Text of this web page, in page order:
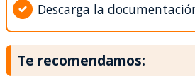
Descarga la
Te recomendamos: